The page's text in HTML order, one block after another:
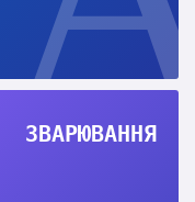
ЗВАРЮВАННЯ